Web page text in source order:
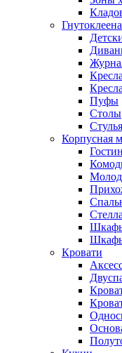
Кресла
Пуфы
Столы
Стулья
Корпусная
Кровати